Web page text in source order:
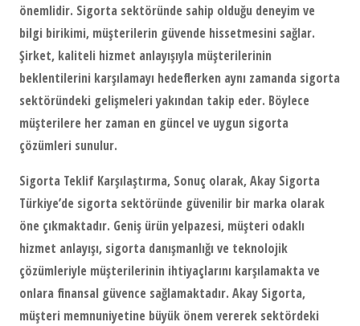
önemlidir. Sigorta sektöründe sahip olduğu deneyim ve
bilgi birikimi, müşterilerin güvende hissetmesini sağlar.
Şirket, kaliteli hizmet anlayışıyla müşterilerinin
beklentilerini karşılamayı hedeflerken aynı zamanda sigorta
sektöründeki gelişmeleri yakından takip eder. Böylece
müşterilere her zaman en güncel ve uygun sigorta
çözümleri sunulur.
Sigorta Teklif Karşılaştırma, Sonuç olarak, Akay Sigorta
Türkiye’de sigorta sektöründe güvenilir bir marka olarak
öne çıkmaktadır. Geniş ürün yelpazesi, müşteri odaklı
hizmet anlayışı, sigorta danışmanlığı ve teknolojik
çözümleriyle müşterilerinin ihtiyaçlarını karşılamakta ve
onlara finansal güvence sağlamaktadır. Akay Sigorta,
müşteri memnuniyetine büyük önem vererek sektördeki